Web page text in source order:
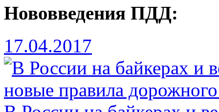
Нововведения ПДД:
17.04.2017